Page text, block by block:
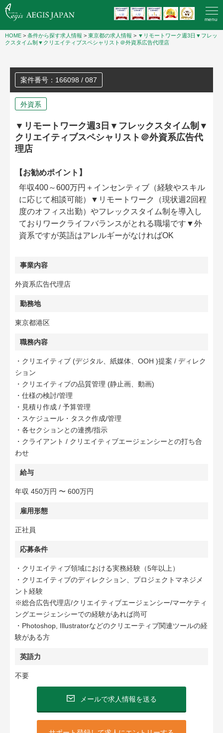
menu
HOME > 条件から探す求人情報 > 東京都の求人情報 > ▼リモートワーク週3日▼フレッ
クスタイム制▼クリエイティブスペシャリスト＠外資系広告代理店
案件番号：166098 / 087
外資系
▼リモートワーク週3日▼フレックスタイム制▼
クリエイティブスペシャリスト＠外資系広告代
理店
【お勧めポイント】
年収400～600万円＋インセンティブ（経験やスキル
に応じて相談可能）▼リモートワーク（現状週2回程
度のオフィス出勤）やフレックスタイム制を導入し
ておりワークライフバランスがとれる職場です▼外
資系ですが英語はアレルギーがなければOK
事業内容
外資系広告代理店
勤務地
東京都港区
職務内容
・クリエイティブ (デジタル、紙媒体、OOH )提案 / ディレク
ション
・クリエイティブの品質管理 (静止画、動画)
・仕様の検討/管理
・見積り作成 / 予算管理
・スケジュール・タスク作成/管理
・各セクションとの連携/指示
・クライアント / クリエイティブエージェンシーとの打ち合
わせ
給与
年収 450万円 〜 600万円
雇用形態
正社員
応募条件
・クリエイティブ領域における実務経験（5年以上）
・クリエイティブのディレクション、プロジェクトマネジメ
ント経験
※総合広告代理店/クリエイティブエージェンシー/マーケティ
ングエージェンシーでの経験があれば尚可
・Photoshop, Illustratorなどのクリエーティブ関連ツールの経
験がある方
英語力
不要
メールで求人情報を送る